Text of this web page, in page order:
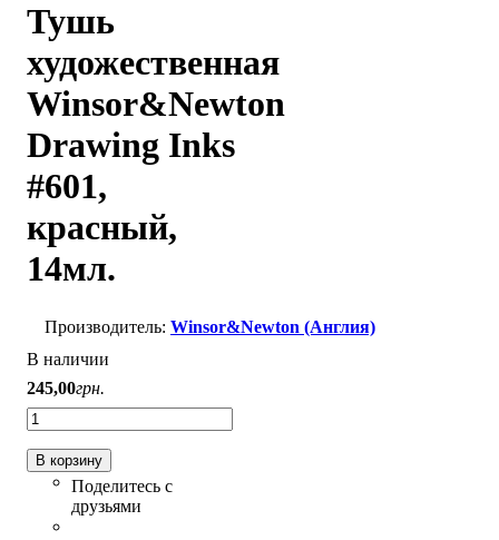
Тушь
художественная
Winsor&Newton
Drawing Inks
#601,
красный,
14мл.
Winsor&Newton (Англия)
В наличии
245,00грн.
В корзину